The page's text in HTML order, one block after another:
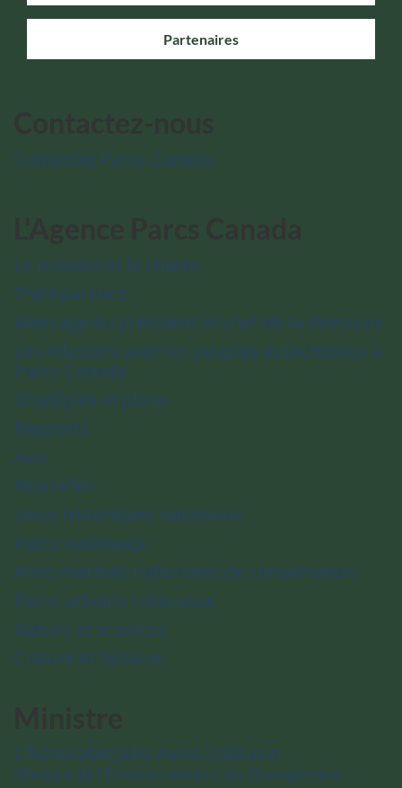
Partenaires
Contactez Parcs Canada
Le mandat et la charte
Transparence
Message du président et chef de la direction
Les relations avec les peuples autochtones à
Parcs Canada
Stratégies et plans
Rapports
Avis
Nouvelles
Lieux historiques nationaux
Parcs nationaux
Aires marines nationales de conservation
Parcs urbains nationaux
Nature et sciences
Culture et histoire
L’honorable Julie Aviva Dabrusin
Ministre de l’Environnement, du Changement